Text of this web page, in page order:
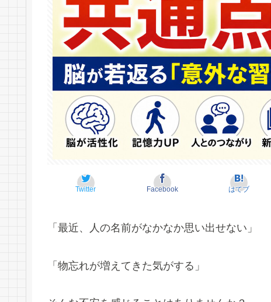
Twitter Facebook はてブ
「最近、人の名前がなかなか思い出せない」
「物忘れが増えてきた気がする」